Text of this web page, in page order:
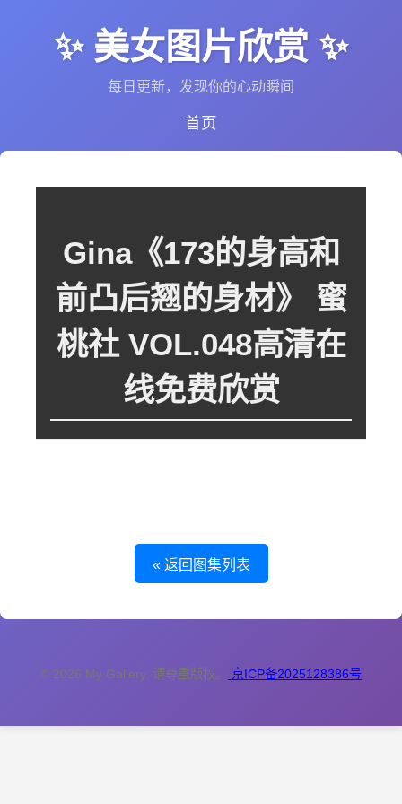
✨ 美女图片欣赏 ✨
每日更新，发现你的心动瞬间
首页
Gina《173的身高和
前凸后翘的身材》 蜜
桃社 VOL.048高清在
线免费欣赏
« 返回图集列表
© 2026 My Gallery. 请尊重版权。 京ICP备2025128386号